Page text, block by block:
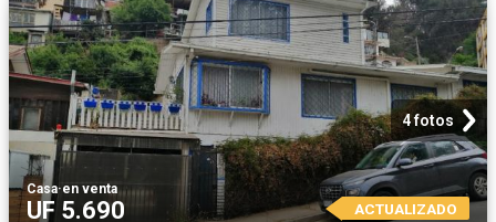
4 fotos
Casa·en venta
UF 5.690 ACTUALIZADO